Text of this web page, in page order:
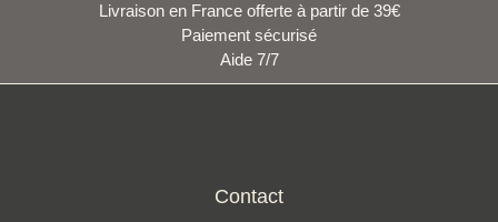
Livraison en France offerte à partir de 39€
Paiement sécurisé
Aide 7/7
Contact